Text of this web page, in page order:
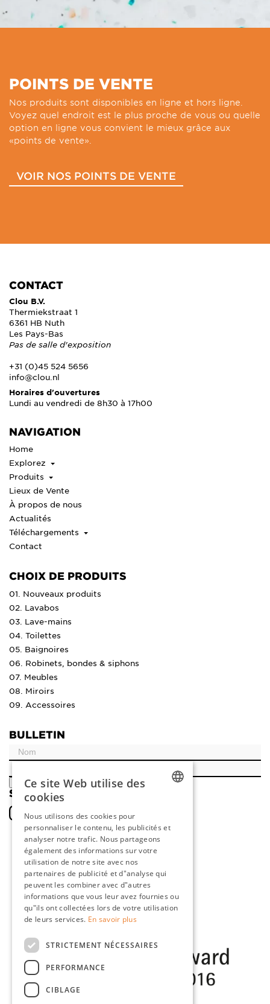
POINTS DE VENTE
Nos produits sont disponibles en ligne et hors ligne.
Voyez quel endroit est le plus proche de vous ou quelle
option en ligne vous convient le mieux grâce aux
«points de vente».
VOIR NOS POINTS DE VENTE
CONTACT
Clou B.V.
Thermiekstraat 1
6361 HB Nuth
Les Pays-Bas
Pas de salle d'exposition
+31 (0)45 524 5656
info@clou.nl
Horaires d'ouvertures
Lundi au vendredi de 8h30 à 17h00
NAVIGATION
Home
Explorez
Produits
Lieux de Vente
À propos de nous
Actualités
Téléchargements
Contact
CHOIX DE PRODUITS
01. Nouveaux produits
02. Lavabos
03. Lave-mains
04. Toilettes
05. Baignoires
06. Robinets, bondes & siphons
07. Meubles
08. Miroirs
09. Accessoires
BULLETIN
ENREGISTRER
SOCIAL
ENGLISH
FRENCH
GERMAN
Ce site Web utilise des
cookies
Nous utilisons des cookies pour
personnaliser le contenu, les publicités et
analyser notre trafic. Nous partageons
également des informations sur votre
utilisation de notre site avec nos
partenaires de publicité et d"analyse qui
peuvent les combiner avec d"autres
informations que vous leur avez fournies ou
qu"ils ont collectées lors de votre utilisation
de leurs services. En savoir plus
STRICTEMENT NÉCESSAIRES
PERFORMANCE
CIBLAGE